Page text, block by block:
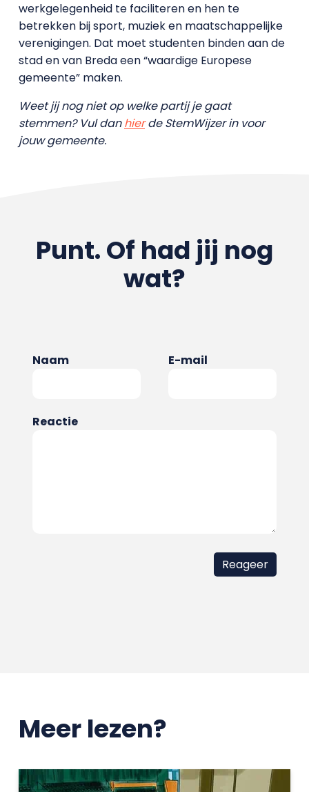
werkgelegenheid te faciliteren en hen te
betrekken bij sport, muziek en maatschappelijke
verenigingen. Dat moet studenten binden aan de
stad en van Breda een “waardige Europese
gemeente” maken.
Weet jij nog niet op welke partij je gaat
stemmen? Vul danhierde StemWijzer in voor
jouw gemeente.
Punt. Of had jij nog
wat?
Naam E-mail
Reactie
Meer lezen?